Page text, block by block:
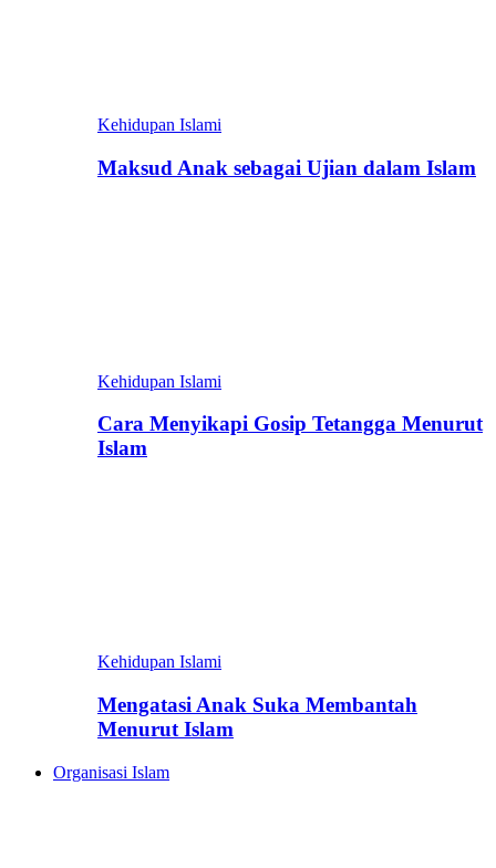
Kehidupan Islami
Maksud Anak sebagai Ujian dalam Islam
Kehidupan Islami
Cara Menyikapi Gosip Tetangga Menurut
Islam
Kehidupan Islami
Mengatasi Anak Suka Membantah
Menurut Islam
Organisasi Islam